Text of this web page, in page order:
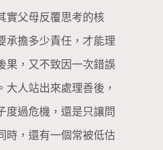
實父母反覆思考的核
承擔多少責任，才能理
果，又不致因一次錯誤
大人站出來處理善後，
度過危機，還是只讓問
時，還有一個常被低估